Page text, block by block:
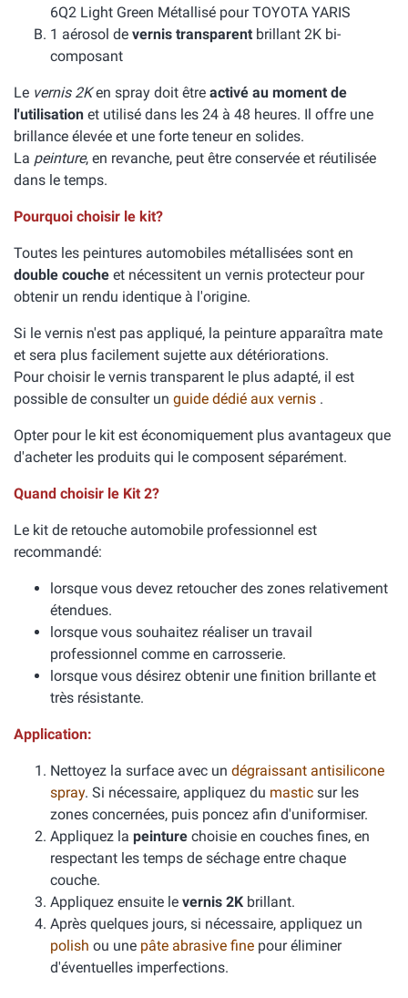
6Q2 Light Green Métallisé pour TOYOTA YARIS
1 aérosol de vernis transparent brillant 2K bi-
composant
Le vernis 2Ken spray doit être activé au moment de
l'utilisation et utilisé dans les 24 à 48 heures. Il offre une
brillance élevée et une forte teneur en solides.
La peinture, en revanche, peut être conservée et réutilisée
dans le temps.
Pourquoi choisir le kit?
Toutes les peintures automobiles métallisées sont en
double couche et nécessitent un vernis protecteur pour
obtenir un rendu identique à l'origine.
Si le vernis n'est pas appliqué, la peinture apparaîtra mate
et sera plus facilement sujette aux détériorations.
Pour choisir le vernis transparent le plus adapté, il est
possible de consulter un guide dédié aux vernis .
Opter pour le kit est économiquement plus avantageux que
d'acheter les produits qui le composent séparément.
Quand choisir le Kit 2?
Le kit de retouche automobile professionnel est
recommandé:
lorsque vous devez retoucher des zones relativement
étendues.
lorsque vous souhaitez réaliser un travail
professionnel comme en carrosserie.
lorsque vous désirez obtenir une finition brillante et
très résistante.
Application:
Nettoyez la surface avec un dégraissant antisilicone
spray. Si nécessaire, appliquez du mastic sur les
zones concernées, puis poncez afin d'uniformiser.
Appliquez la peinture choisie en couches fines, en
respectant les temps de séchage entre chaque
couche.
Appliquez ensuite le vernis 2K brillant.
Après quelques jours, si nécessaire, appliquez un
polish ou une pâte abrasive fine pour éliminer
d'éventuelles imperfections.